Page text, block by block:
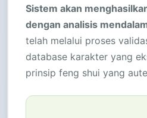
Sistem akan
dengan analisis
telah melalui proses
database karakter yang
prinsip feng shui yang